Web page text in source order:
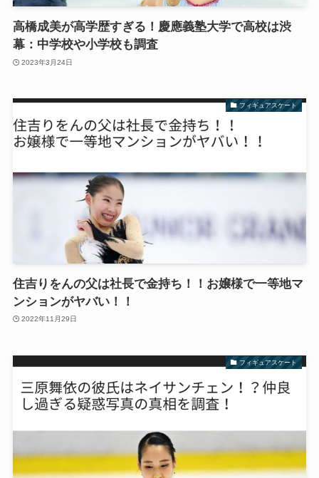
高橋成美が高学歴すぎる！慶應義塾大学で高校は渋
幕：中学校や小学校も調査
2023年3月24日
フィギュアスケート
住吉りをんの父は社長で金持ち！！お嬢様で一等地マ
ンションがヤバい！！
2022年11月29日
フィギュアスケート